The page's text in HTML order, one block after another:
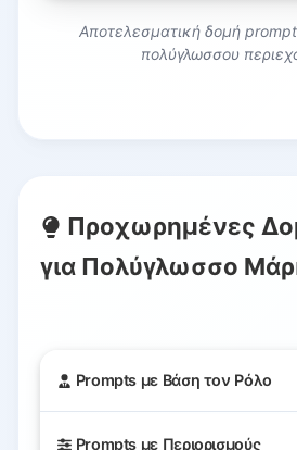
Αποτελεσματική δομή prompt
πολύγλωσσου
Προχωρημένες
για Πολύγλωσσο
Prompts με Βάση τον Ρόλο
Prompts με Περιορισμούς